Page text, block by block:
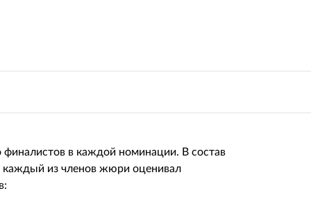
финалистов в каждой номинации. В состав
каждый из членов жюри оценивал